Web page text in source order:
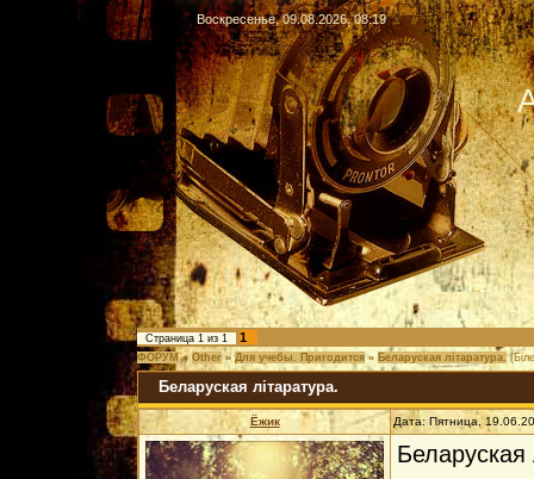
Воскресенье, 09.08.2026, 08:19
Страница 1 из 1 1
ФОРУМ » Other » Для учебы. Пригодится » Беларуская лiтаратура.
Беларуская лiтаратура.
Ёжик Дата: Пятница,
Беларуская